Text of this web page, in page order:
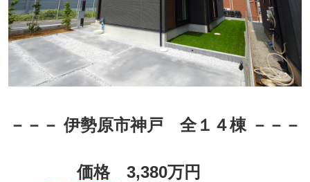
－－－伊勢原市神戸 全１４棟 －－－
価格 3,380万円